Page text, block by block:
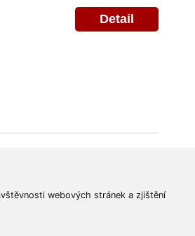
webových stránek a zjištění
Detail